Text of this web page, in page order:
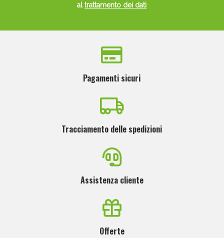
altrattamento dei dati
Pagamenti sicuri
Tracciamento delle spedizioni
Assistenza cliente
Offerte